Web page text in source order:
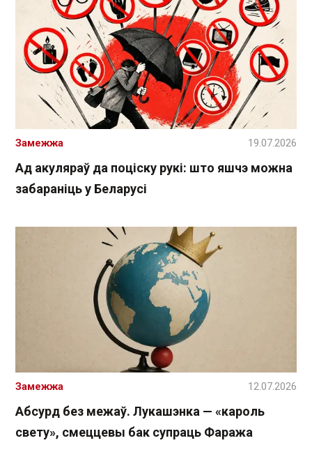
Ад акуляраў да поціску рукі: што яшчэ можна
забараніць у Беларусі
Замежжа 19.07.2026
Абсурд без межаў. Лукашэнка — «кароль
свету», смеццевы бак супраць Фаража
Замежжа 12.07.2026